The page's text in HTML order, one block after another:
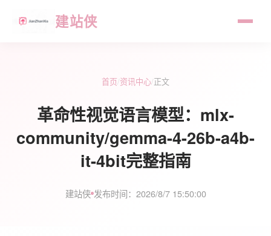
建站侠
首页/资讯中心/正文
革命性视觉语言模型：mlx-
community/gemma-4-26b-a4b-
it-4bit完整指南
建站侠 发布时间：2026/8/7 15:50:00